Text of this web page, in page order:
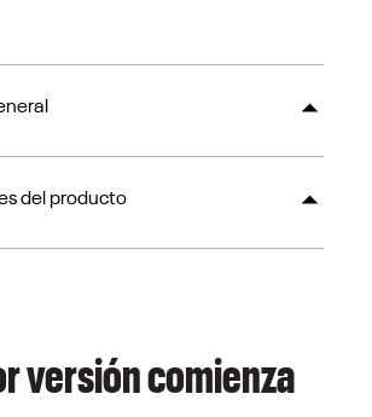
del producto
versión comienza